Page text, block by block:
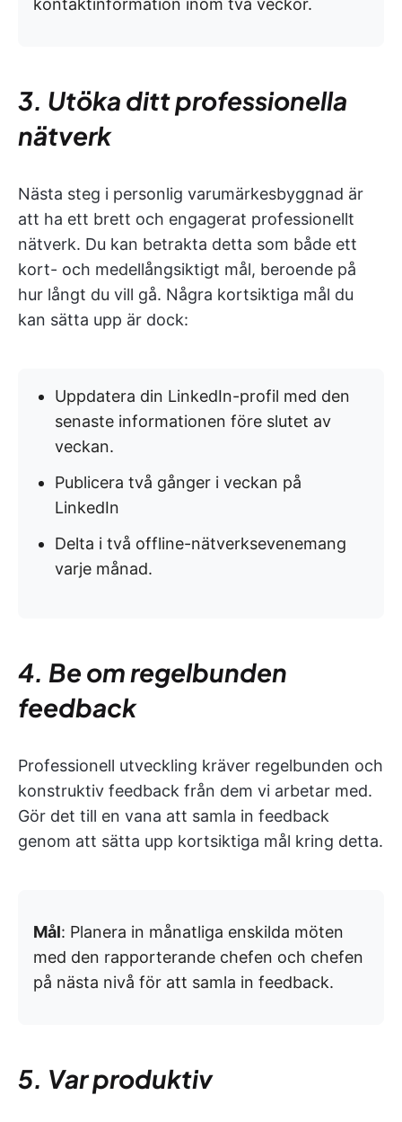
kontaktinformation inom två veckor.
3. Utöka ditt professionella
nätverk
Nästa steg i personlig varumärkesbyggnad är
att ha ett brett och engagerat professionellt
nätverk. Du kan betrakta detta som både ett
kort- och medellångsiktigt mål, beroende på
hur långt du vill gå. Några kortsiktiga mål du
kan sätta upp är dock:
Uppdatera din LinkedIn-profil med den
senaste informationen före slutet av
veckan.
Publicera två gånger i veckan på
LinkedIn
Delta i två offline-nätverksevenemang
varje månad.
4. Be om regelbunden
feedback
Professionell utveckling kräver regelbunden och
konstruktiv feedback från dem vi arbetar med.
Gör det till en vana att samla in feedback
genom att sätta upp kortsiktiga mål kring detta.
Mål: Planera in månatliga enskilda möten
med den rapporterande chefen och chefen
på nästa nivå för att samla in feedback.
5. Var produktiv